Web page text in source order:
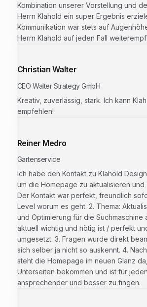
Kombination unserer Vorstellung und
Herrn Klahold ein super Ergebnis
Kommunikation war stets auf
Herrn Klahold auf jeden Fall
Christian Walter
CEO Walter Strategy GmbH
Kreativ, zuverlässig, stark. Ich kann
empfehlen!
Reiner Medro
Gartenservice
Ich habe den Kontakt zu Klahold
um die Homepage zu aktualisieren und
Der Kontakt war perfekt, freundlich
Level worum es geht. 2. Thema:
und Optimierung für die Suchmaschine
aktuell wichtig und nötig ist / perfekt
umgesetzt. 3. Fragen wurde direkt
sich selber ja nicht so auskennt. 4.
steht die Homepage im neuen Glanz
Unterseiten bekommen und ist für
ansprechender und besser zu fingen.